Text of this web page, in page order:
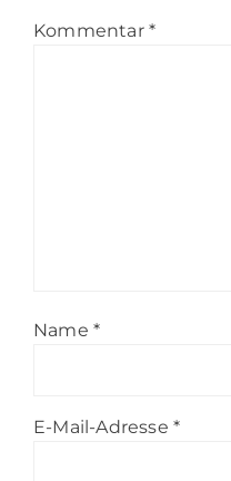
Kommentar *
Name *
E-Mail-Adresse *